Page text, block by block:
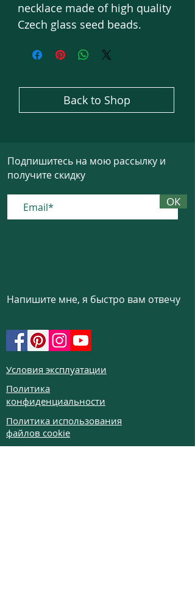
necklace made of high quality
Czech glass seed beads.
Back to Shop
Подпишитесь на мою рассылку и
получите скидку
ОК
Напишите мне, я быстро вам отвечу
Условия эксплуатации
Политика
конфиденциальности
Политика использования
файлов cookie